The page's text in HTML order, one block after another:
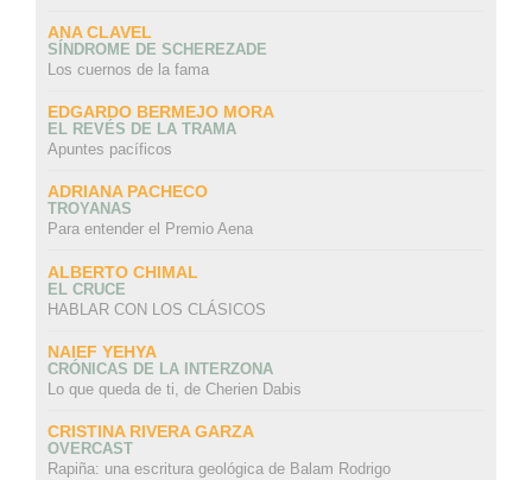
ANA CLAVEL
SÍNDROME DE SCHEREZADE
Los cuernos de la fama
EDGARDO BERMEJO MORA
EL REVÉS DE LA TRAMA
Apuntes pacíficos
ADRIANA PACHECO
TROYANAS
Para entender el Premio Aena
ALBERTO CHIMAL
EL CRUCE
HABLAR CON LOS CLÁSICOS
NAIEF YEHYA
CRÓNICAS DE LA INTERZONA
Lo que queda de ti, de Cherien Dabis
CRISTINA RIVERA GARZA
OVERCAST
Rapiña: una escritura geológica de Balam Rodrigo